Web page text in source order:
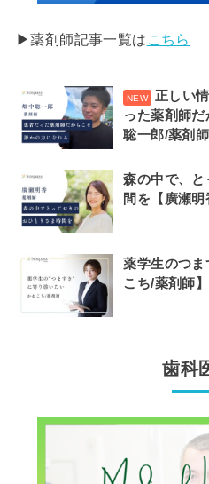
▶︎薬剤師記事一覧は こちら
正しい
った薬剤師
聡一郎/薬剤師
森の中で、
間を【廣瀬明
薬学生のつ
こち/薬剤師】
歯科